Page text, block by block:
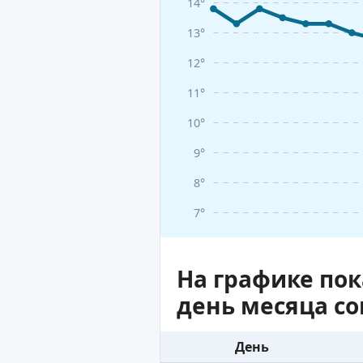
7°
8°
9°
10°
11°
12°
13°
На графике
день месяца
День